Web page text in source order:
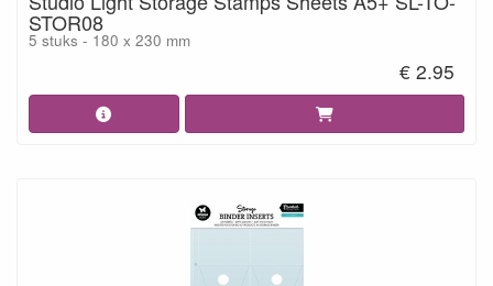
STOR08
5 stuks - 180 x 230 mm
€ 2.95